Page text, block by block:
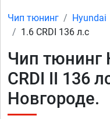
Чип тюнинг Hyundai
1.6 CRDI 136 л.с
Чип тюнинг
CRDI II 136
Новгороде.